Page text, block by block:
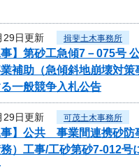
29日更新 揖斐土木事務所
事】第砂工急傾7－075号
補助（急傾斜地崩壊対策
一般競争入札公告
29日更新 可茂土木事務所
事】公共 事業間連携砂防
）工事/工砂第砂7-012号